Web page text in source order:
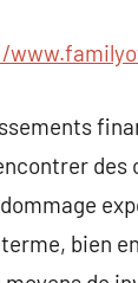
bien